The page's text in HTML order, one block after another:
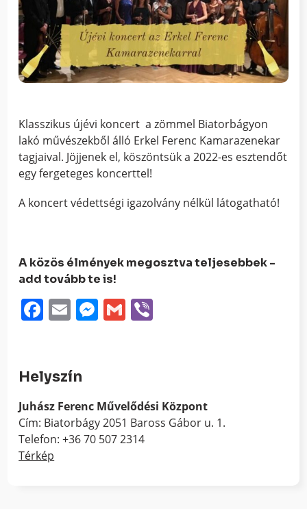
Klasszikus újévi koncert a zömmel Biatorbágyon
lakó művészekből álló Erkel Ferenc Kamarazenekar
tagjaival. Jöjjenek el, köszöntsük a 2022-es esztendőt
egy fergeteges koncerttel!
A koncert védettségi igazolvány nélkül látogatható!
A közös élmények megosztva teljesebbek -
add tovább te is!
Facebook
EmailMessenger
Gmail
Helyszín
Juhász Ferenc Művelődési Központ
Cím: Biatorbágy 2051 Baross Gábor u. 1.
Telefon: +36 70 507 2314
Térkép